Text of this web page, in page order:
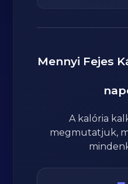
Mennyi Fejes
A kalória
megmutatjuk,